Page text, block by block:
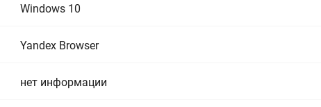
Windows 10
Yandex Browser
нет информации